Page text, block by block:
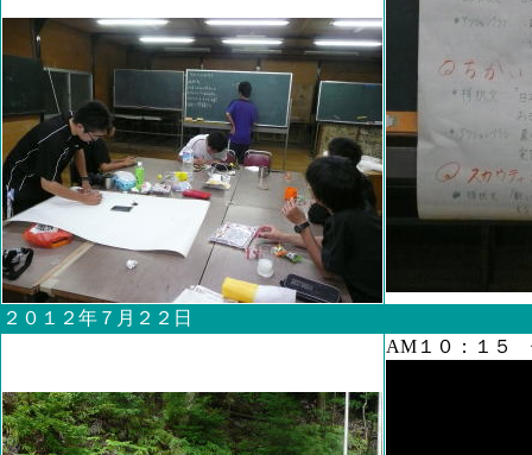
２０１２年７月２２日
AM１０：１５